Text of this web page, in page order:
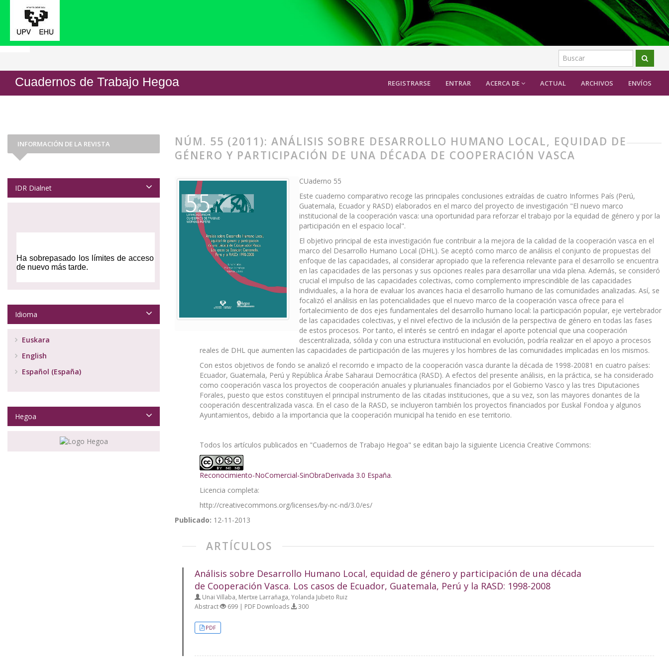
ACERCA DE ACTUAL ARCHIVOS ENVÍOS
REGISTRARSE ENTRAR
Cuadernos de Trabajo Hegoa
Inicio Archivos Núm. 55 (2011): Análisis sobre Desarrollo Humano Local, Equidad de Género y Participación de una década de Cooperación Vasca
NÚM. 55 (2011): ANÁLISIS SOBRE DESARROLLO HUMANO LOCAL, EQUIDAD DE
GÉNERO Y PARTICIPACIÓN DE UNA DÉCADA DE COOPERACIÓN VASCA
CUaderno 55
Este cuaderno comparativo recoge las principales conclusiones extraídas de cuatro Informes País (Perú,
Guatemala, Ecuador y RASD) elaborados en el marco del proyecto de investigación "El nuevo marco
institucional de la cooperación vasca: una oportunidad para reforzar el trabajo por la equidad de género y por la
participación en el espacio local".
El objetivo principal de esta investigación fue contribuir a la mejora de la calidad de la cooperación vasca en el
marco del Desarrollo Humano Local (DHL). Se aceptó como marco de análisis el conjunto de propuestas del
enfoque de las capacidades, al considerar apropiado que la referencia relevante para el desarrollo se encuentra
en las capacidades de las personas y sus opciones reales para desarrollar una vida plena. Además, se consideró
crucial el impulso de las capacidades colectivas, como complemento imprescindible de las capacidades
individuales, a la hora de evaluar los avances hacia el desarrollo humano de las comunidades analizadas. Así, se
focalizó el análisis en las potencialidades que el nuevo marco de la cooperación vasca ofrece para el
fortalecimiento de dos ejes fundamentales del desarrollo humano local: la participación popular, eje vertebrador
de las capacidades colectivas, y el nivel efectivo de la inclusión de la perspectiva de género en todas las fases
de estos procesos. Por tanto, el interés se centró en indagar el aporte potencial que una cooperación
descentralizada, sólida y con una estructura institucional en evolución, podría realizar en el apoyo a procesos
reales de DHL que aumenten las capacidades de participación de las mujeres y los hombres de las comunidades implicadas en los mismos.
Con estos objetivos de fondo se analizó el recorrido e impacto de la cooperación vasca durante la década de 1998-20081 en cuatro países:
Ecuador, Guatemala, Perú y República Árabe Saharaui Democrática (RASD). A efectos del presente análisis, en la práctica, se ha considerado
como cooperación vasca los proyectos de cooperación anuales y plurianuales financiados por el Gobierno Vasco y las tres Diputaciones
Forales, puesto que estos constituyen el principal instrumento de las citadas instituciones, que a su vez, son las mayores donantes de la
cooperación descentralizada vasca. En el caso de la RASD, se incluyeron también los proyectos financiados por Euskal Fondoa y algunos
Ayuntamientos, debido a la importancia que la cooperación municipal ha tenido en ese territorio.
Todos los artículos publicados en "Cuadernos de Trabajo Hegoa" se editan bajo la siguiente Licencia Creative Commons:
Reconocimiento-NoComercial-SinObraDerivada 3.0 España.
Licencia completa:
http://creativecommons.org/licenses/by-nc-nd/3.0/es/
Publicado: 12-11-2013
ARTÍCULOS
Análisis sobre Desarrollo Humano Local, equidad de género y participación de una década
de Cooperación Vasca. Los casos de Ecuador, Guatemala, Perú y la RASD: 1998-2008
Unai Villaba, Mertxe Larrañaga, Yolanda Jubeto Ruiz
Abstract
699 | PDF Downloads 300
PDF
INFORMACIÓN DE LA REVISTA
IDR Dialnet
Idioma
Euskara
English
Español (España)
Hegoa